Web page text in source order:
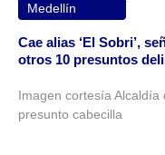
Medellín
Cae alias ‘El Sobri’,
otros 10 presuntos
Imagen cortesía Alcaldía
presunto cabecilla